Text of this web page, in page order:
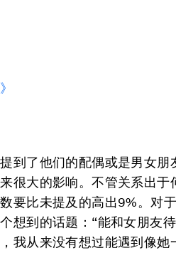
到了他们的配偶或是男女朋
很大的影响。不管关系出于
要比未提及的高出9%。对
想到的话题：“能和女朋友
我从来没有想过能遇到像她